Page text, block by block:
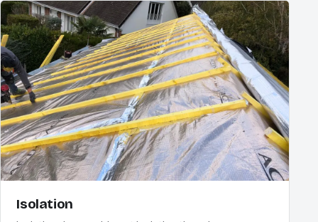
Isolation